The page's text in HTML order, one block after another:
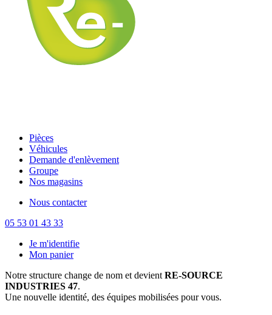
Pièces
Véhicules
Demande d'enlèvement
Groupe
Nos magasins
Nous contacter
05 53 01 43 33
Je m'identifie
Mon panier
Notre structure change de nom et devient RE-SOURCE
INDUSTRIES 47.
Une nouvelle identité, des équipes mobilisées pour vous.